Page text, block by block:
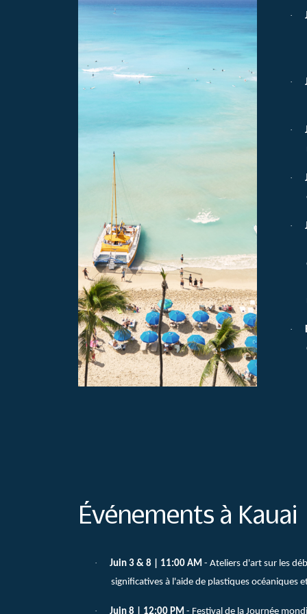
·
·
·
·
·
·
Événements à Kauai
· Juin 3 & 8 | 11:00 AM - Ateliers d'art sur les
significatives à l'aide de plastiques océaniques
· Juin 8 | 12:00 PM - Festival de la Journée